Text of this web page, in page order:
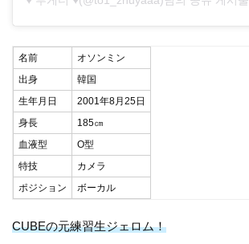
名前
オソンミン
出身
韓国
生年月日
2001年8月25日
身長
185㎝
血液型
O型
特技
カメラ
ポジション
ボーカル
CUBEの元練習生ジェロム！